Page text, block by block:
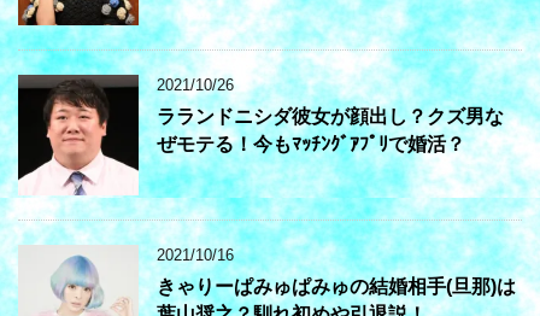
2021/10/26
ラランドニシダ彼女が顔出し？クズ男な
ぜモテる！今もﾏｯﾁﾝｸﾞｱﾌﾟﾘで婚活？
2021/10/16
きゃりーぱみゅぱみゅの結婚相手(旦那)は